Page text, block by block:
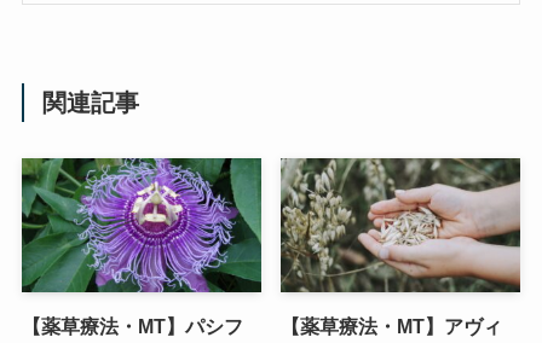
関連記事
【薬草療法・MT】パシフ
【薬草療法・MT】アヴィ